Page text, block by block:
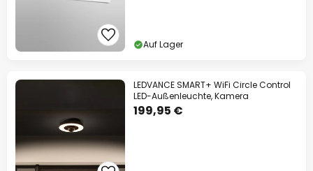
Auf Lager
LEDVANCE SMART+ WiFi Circle Control
LED-Außenleuchte, Kamera
199,95 €